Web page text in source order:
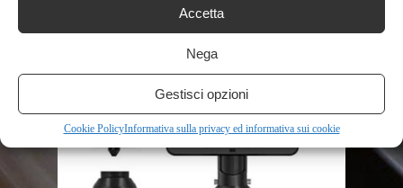
Accetta
Nega
Gestisci opzioni
Cookie PolicyInformativa sulla privacy ed informativa sui cookie